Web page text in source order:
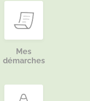
Mes
démarches